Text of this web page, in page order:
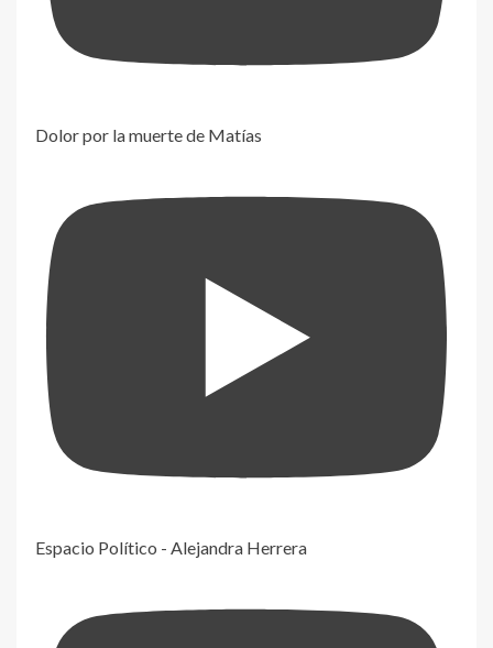
Dolor por la muerte de Matías
Espacio Político - Alejandra Herrera